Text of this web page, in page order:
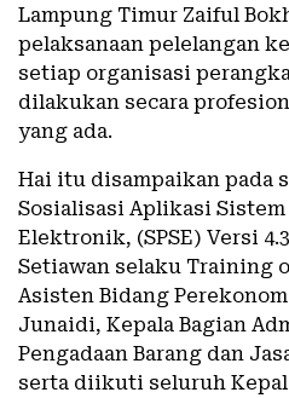
Lampung Timur Zaiful
pelaksanaan pelelangan
setiap organisasi
dilakukan secara
yang ada.
Hai itu disampaikan pada
Sosialisasi Aplikasi Sistem
Elektronik, (SPSE) Versi
Setiawan selaku Training
Asisten Bidang
Junaidi, Kepala Bagian
Pengadaan Barang dan
serta diikuti seluruh